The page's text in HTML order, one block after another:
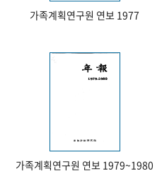
가족계획연구원 연보 1977
가족계획연구원 연보 1979~1980